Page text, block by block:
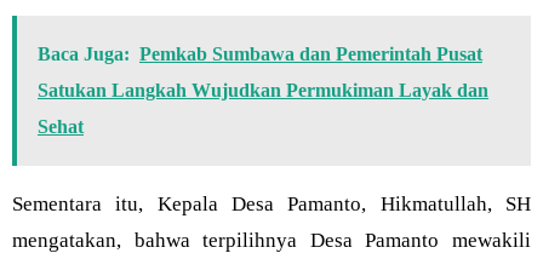
Baca Juga: Pemkab Sumbawa dan Pemerintah Pusat
Satukan Langkah Wujudkan Permukiman Layak dan
Sehat
Sementara itu, Kepala Desa Pamanto, Hikmatullah, SH
mengatakan, bahwa terpilihnya Desa Pamanto mewakili